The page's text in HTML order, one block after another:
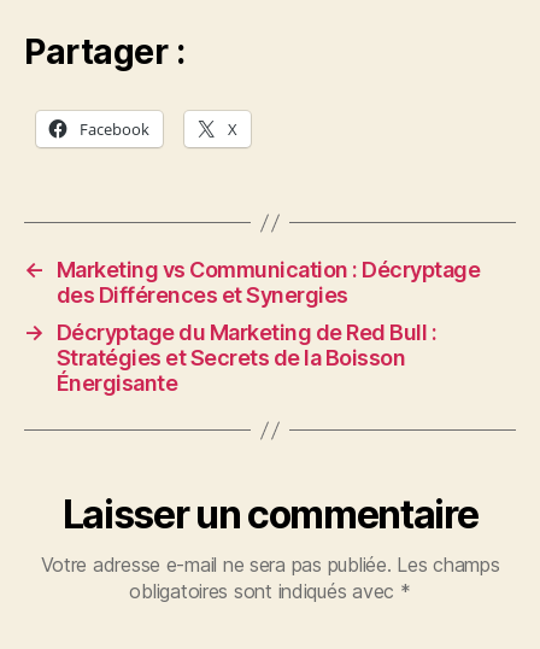
Partager :
Facebook X
←
Marketing vs Communication : Décryptage
des Différences et Synergies
→
Décryptage du Marketing de Red Bull :
Stratégies et Secrets de la Boisson
Énergisante
Laisser un commentaire
Votre adresse e-mail ne sera pas publiée. Les champs
obligatoires sont indiqués avec *